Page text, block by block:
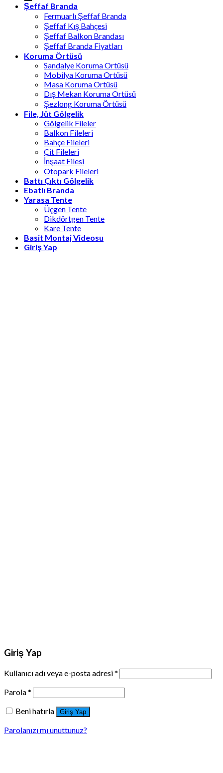
Şeffaf Branda
Fermuarlı Şeffaf Branda
Şeffaf Kış Bahçesi
Şeffaf Balkon Brandası
Şeffaf Branda Fiyatları
Koruma Örtüsü
Sandalye Koruma Ortüsü
Mobilya Koruma Ortüsü
Masa Koruma Ortüsü
Dış Mekan Koruma Ortüsü
Şezlong Koruma Örtüsü
File, Jüt Gölgelik
Gölgelik Fileler
Balkon Fileleri
Bahçe Fileleri
Çit Fileleri
İnşaat Filesi
Otopark Fileleri
Battı Çıktı Gölgelik
Ebatlı Branda
Yarasa Tente
Üçgen Tente
Dikdörtgen Tente
Kare Tente
Basit Montaj Videosu
Giriş Yap
Giriş Yap
Kullanıcı adı veya e-posta adresi*
Parola*
Beni hatırla
Giriş Yap
Parolanızı mı unuttunuz?